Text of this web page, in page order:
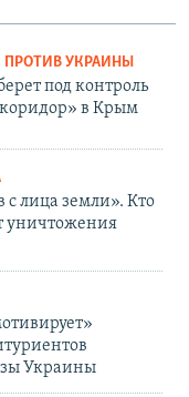
УКРАИНЫ
под контроль
в Крым
с лица земли». Кто
уничтожения
Украины